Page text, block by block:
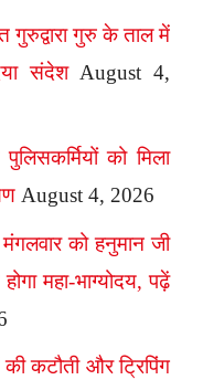
गुरु के ताल में
संदेश August 4,
को मिला
August 4, 2026
को हनुमान जी
महा-भाग्योदय, पढ़ें
कटौती और ट्रिपिंग